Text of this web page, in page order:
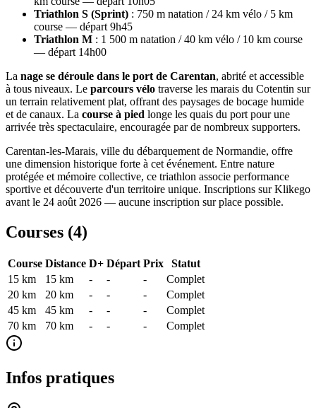
Triathlon S (Sprint) : 750 m natation / 24 km vélo / 5 km
course — départ 9h45
Triathlon M : 1 500 m natation / 40 km vélo / 10 km course
— départ 14h00
La nage se déroule dans le port de Carentan, abrité et accessible
à tous niveaux. Le parcours vélo traverse les marais du Cotentin sur
un terrain relativement plat, offrant des paysages de bocage humide
et de canaux. La course à pied longe les quais du port pour une
arrivée très spectaculaire, encouragée par de nombreux supporters.
Carentan-les-Marais, ville du débarquement de Normandie, offre
une dimension historique forte à cet événement. Entre nature
protégée et mémoire collective, ce triathlon associe performance
sportive et découverte d'un territoire unique. Inscriptions sur Klikego
avant le 24 août 2026 — aucune inscription sur place possible.
Courses (4)
Course Distance D+ Départ Prix
Statut
15 km
15 km - - -
Complet
20 km
20 km - - -
Complet
45 km
45 km - - -
Complet
70 km
70 km - - - Complet
Infos pratiques